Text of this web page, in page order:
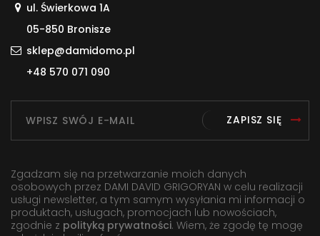
ul. Świerkowa 1A
05-850 Bronisze
sklep@damidomo.pl
+48 570 071 090
ZAPISZ SIĘ
Zgadzam się na przetwarzanie moich danych
osobowych przez DAMI DAVID GRIGORYAN w celu realizacji
usługi newsletter, a tym samym wysyłania mi informacji o
produktach, usługach, promocjach lub nowościach,
zgodnie z polityką prywatności. Wiem, że zgodę tę mogę